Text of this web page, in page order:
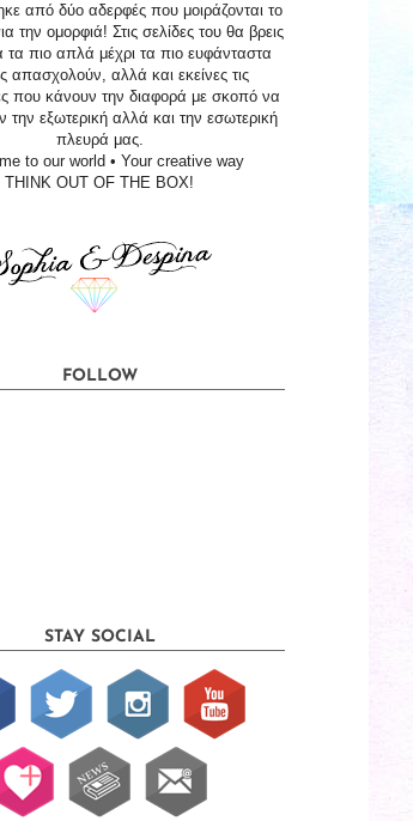
από δύο αδερφές που μοιράζονται το
την ομορφιά! Στις σελίδες του θα βρεις
τα πιο απλά μέχρι τα πιο ευφάνταστα
απασχολούν, αλλά και εκείνες τις
που κάνουν την διαφορά με σκοπό να
την εξωτερική αλλά και την εσωτερική
πλευρά μας.
to our world • Your creative way
THINK OUT OF THE BOX!
FOLLOW
STAY SOCIAL